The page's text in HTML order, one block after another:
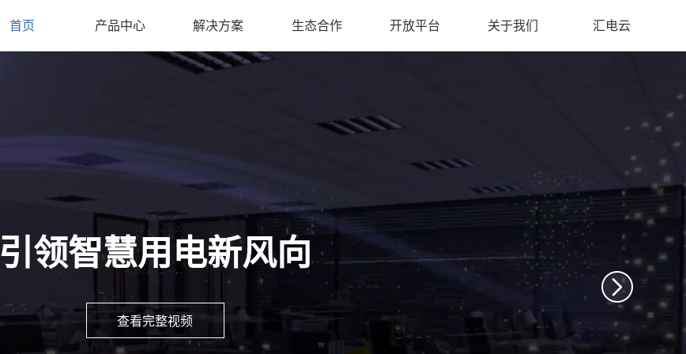
首页 产品中心 解决方案 生态合作 开放平台 关于我们 汇电云
引领智慧用电新风向
查看完整视频